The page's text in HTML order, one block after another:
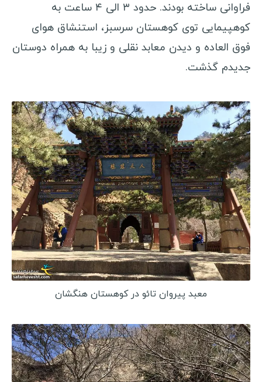
نروژ
صربستان
کرواسی
بلغارستان
استونی
اسلوونی
قبرس
قبرس شمالی
بوسنی و هرزگوین
آلبانی
مقدونیه
کوزوو
لتونی
مونته نگرو
مولداوی
فراوانی ساخته بودند. حدود ۳ الی ۴ ساعت به
کوهپیمایی توی کوهستان سرسبز، استنشاق هوای
فوق العاده و دیدن معابد نقلی و زیبا به همراه دوستان
جدیدم گذشت.
معبد پیروان تائو در کوهستان هنگشان